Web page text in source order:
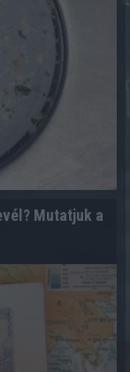
Mutatjuk a